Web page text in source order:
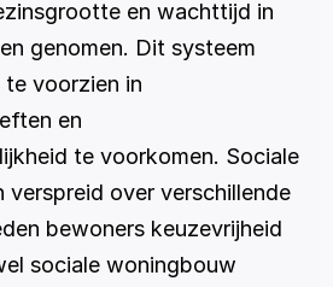
en wachttijd in
genomen. Dit systeem
voorzien in
en
te voorkomen. Sociale
verspreid over verschillende
bewoners keuzevrijheid
sociale woningbouw